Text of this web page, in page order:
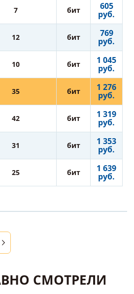
7 бит 605
руб.
12 бит 769
руб.
10 бит 1 045
руб.
35 бит 1 276
руб.
42 бит 1 319
руб.
31 бит 1 353
руб.
25 бит 1 639
руб.
СМОТРЕЛИ